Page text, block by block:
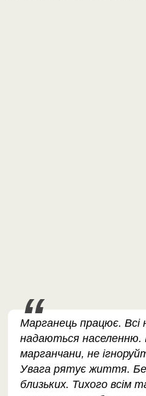
Марганець працює. Всі
надаються населенню.
марганчани, не
Увага рятує життя.
близьких. Тихого всім